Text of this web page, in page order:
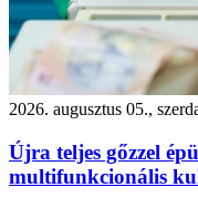
2026. augusztus 05.,
Újra teljes gőzzel
multifunkcionális